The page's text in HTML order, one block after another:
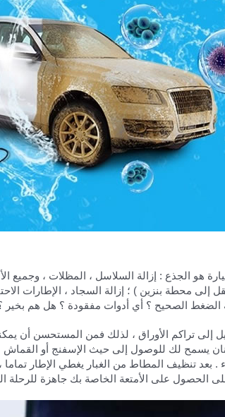
هو الجذع : إزالة السلاسل ، المظلات ، وجميع
إلى محطة بنزين ) ؛ إزالة السجاد ، الإطارات
الصحيح ؟ أي أدوات مفقودة ؟ هل هم بخير ؟
إلى تراكم الأوراق ، لذلك فمن المستحسن أن
يسمح لك للوصول إلى حيث الإسفنج أو القماش
بعد تنظيف المطاط من الغبار يغطي الإطار
الحصول على الأمتعة الخاصة بك جاهزة للرحلة